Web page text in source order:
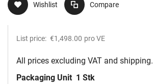
Wishlist Compare
List price: €1,498.00 pro VE
All prices excluding VAT and shipping.
Packaging Unit 1 Stk